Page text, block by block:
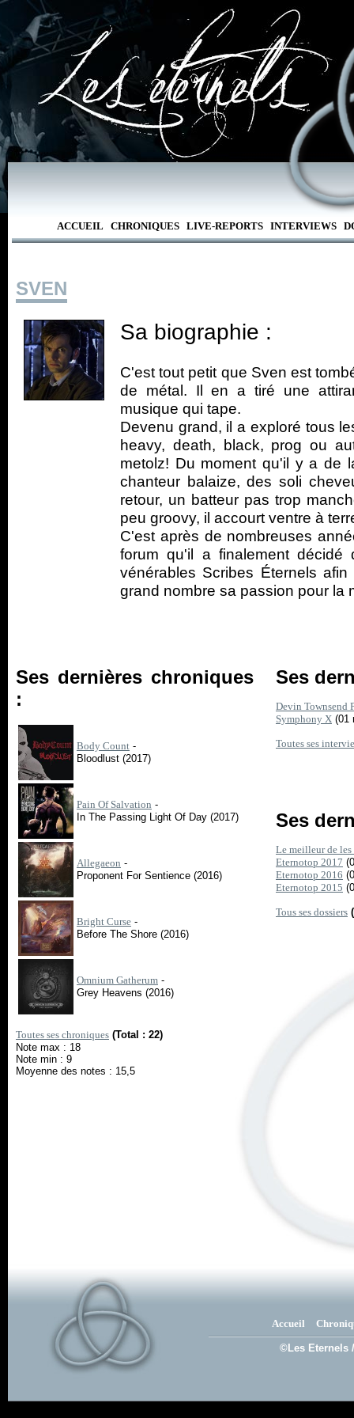
ACCUEIL CHRONIQUES LIVE-REPORTS INTERVIEWS
SVEN
Sa biographie :
C'est tout petit que Sven est
de métal. Il en a tiré une
musique qui tape.
Devenu grand, il a exploré tous
heavy, death, black, prog ou
metolz! Du moment qu'il y a de
chanteur balaize, des soli
retour, un batteur pas trop
peu groovy, il accourt ventre à
C'est après de nombreuses
forum qu'il a finalement décidé
vénérables Scribes Éternels
grand nombre sa passion pour la
Ses dernières chroniques
:
Body Count -
Bloodlust (2017)
Pain Of Salvation -
In The Passing Light Of Day (2017)
Allegaeon -
Proponent For Sentience (2016)
Bright Curse -
Before The Shore (2016)
Omnium Gatherum -
Grey Heavens (2016)
Toutes ses chroniques (Total : 22)
Note max : 18
Note min : 9
Moyenne des notes : 15,5
Ses
Devin Townsend
Symphony X (01
Toutes ses
Ses
Le meilleur de les
Eternotop 2017
Eternotop 2016
Eternotop 2015
Tous ses dossiers
Accueil
©Les Eternels